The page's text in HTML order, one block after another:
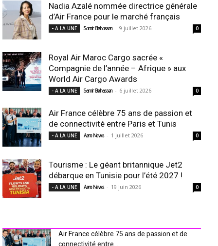
Nadia Azalé nommée directrice générale
d’Air France pour le marché français
- A LA UNE Samir Belhassen - 9 juillet 2026 0
Royal Air Maroc Cargo sacrée «
Compagnie de l’année – Afrique » aux
World Air Cargo Awards
- A LA UNE Samir Belhassen - 6 juillet 2026 0
Air France célèbre 75 ans de passion et
de connectivité entre Paris et Tunis
- A LA UNE Aero News - 1 juillet 2026 0
Tourisme : Le géant britannique Jet2
débarque en Tunisie pour l’été 2027 !
- A LA UNE Aero News - 19 juin 2026 0
Air France célèbre 75 ans de passion et de
connectivité entre...